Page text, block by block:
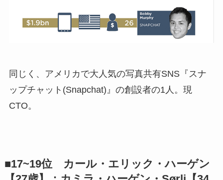
同じく、アメリカで大人気の写真共有SNS『スナ
ップチャット(Snapchat)』の創設者の1人。現
CTO。
■17~19位 カール・エリック・ハーゲン